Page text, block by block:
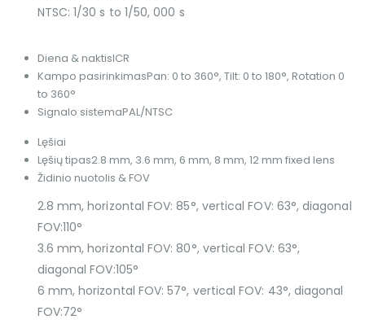
NTSC: 1/30 s to 1/50, 000 s
Diena & naktisICR
Kampo pasirinkimasPan: 0 to 360°, Tilt: 0 to 180°, Rotation 0
to 360°
Signalo sistemaPAL/NTSC
Lęšiai
Lęšių tipas2.8 mm, 3.6 mm, 6 mm, 8 mm, 12 mm fixed lens
Židinio nuotolis & FOV
2.8 mm, horizontal FOV: 85°, vertical FOV: 63°, diagonal
FOV:110°
3.6 mm, horizontal FOV: 80°, vertical FOV: 63°,
diagonal FOV:105°
6 mm, horizontal FOV: 57°, vertical FOV: 43°, diagonal
FOV:72°